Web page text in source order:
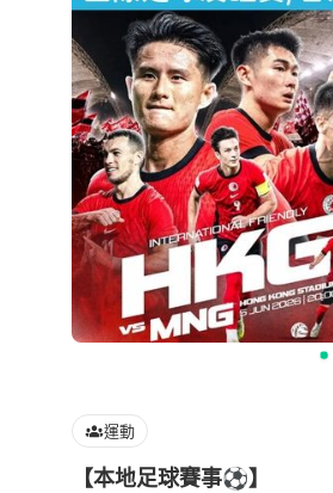
運動
【本地足球賽事⚽】